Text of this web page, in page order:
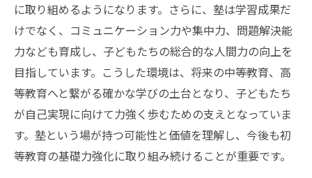
に取り組めるようになります。さらに、塾は学習成果だ
けでなく、コミュニケーション力や集中力、問題解決能
力なども育成し、子どもたちの総合的な人間力の向上を
目指しています。こうした環境は、将来の中等教育、高
等教育へと繋がる確かな学びの土台となり、子どもたち
が自己実現に向けて力強く歩むための支えとなっていま
す。塾という場が持つ可能性と価値を理解し、今後も初
等教育の基礎力強化に取り組み続けることが重要です。